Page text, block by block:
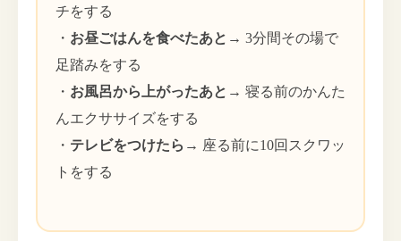
チをする
・ お昼ごはんを食べたあと → 3分間その場で
足踏みをする
・ お風呂から上がったあと → 寝る前のかんた
んエクササイズをする
・ テレビをつけたら → 座る前に10回スクワッ
トをする